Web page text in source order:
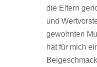
die Eltern
und
gewohnten
hat für mich